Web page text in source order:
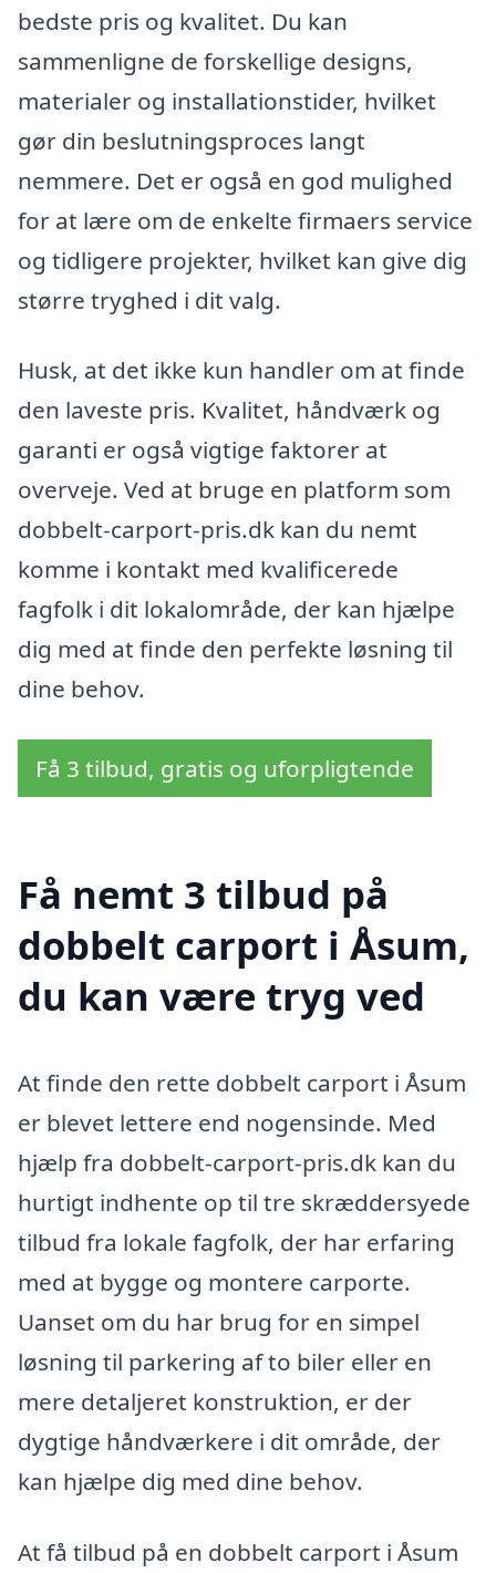
bedste pris og kvalitet. Du kan
sammenligne de forskellige designs,
materialer og installationstider, hvilket
gør din beslutningsproces langt
nemmere. Det er også en god mulighed
for at lære om de enkelte firmaers service
og tidligere projekter, hvilket kan give dig
større tryghed i dit valg.
Husk, at det ikke kun handler om at finde
den laveste pris. Kvalitet, håndværk og
garanti er også vigtige faktorer at
overveje. Ved at bruge en platform som
dobbelt-carport-pris.dk kan du nemt
komme i kontakt med kvalificerede
fagfolk i dit lokalområde, der kan hjælpe
dig med at finde den perfekte løsning til
dine behov.
Få 3 tilbud, gratis og uforpligtende
Få nemt 3 tilbud på
dobbelt carport i Åsum,
du kan være tryg ved
At finde den rette dobbelt carport i Åsum
er blevet lettere end nogensinde. Med
hjælp fra dobbelt-carport-pris.dk kan du
hurtigt indhente op til tre skræddersyede
tilbud fra lokale fagfolk, der har erfaring
med at bygge og montere carporte.
Uanset om du har brug for en simpel
løsning til parkering af to biler eller en
mere detaljeret konstruktion, er der
dygtige håndværkere i dit område, der
kan hjælpe dig med dine behov.
At få tilbud på en dobbelt carport i Åsum